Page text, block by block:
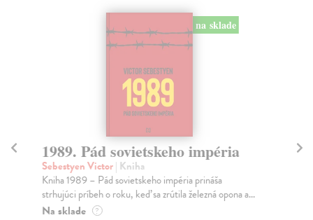
na sklade
1989. Pád sovietskeho impéria
Sebestyen Victor| Kniha
Kniha 1989 – Pád sovietskeho impéria prináša
strhujúci príbeh o roku, keď sa zrútila železná opona a...
Na sklade ?